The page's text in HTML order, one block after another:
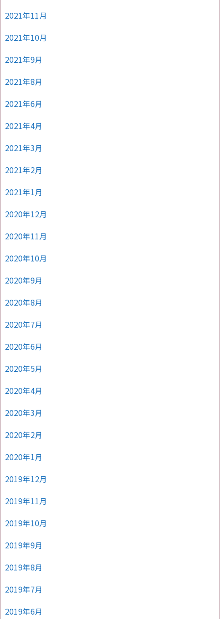
2021年11月
2021年10月
2021年9月
2021年8月
2021年6月
2021年4月
2021年3月
2021年2月
2021年1月
2020年12月
2020年11月
2020年10月
2020年9月
2020年8月
2020年7月
2020年6月
2020年5月
2020年4月
2020年3月
2020年2月
2020年1月
2019年12月
2019年11月
2019年10月
2019年9月
2019年8月
2019年7月
2019年6月